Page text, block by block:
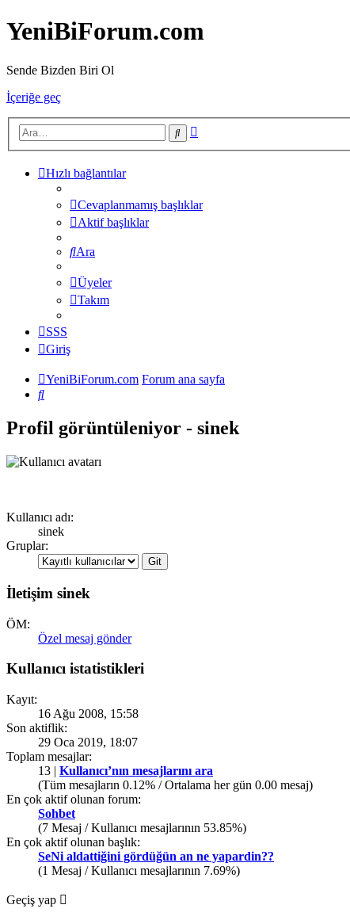
YeniBiForum.com
Sende Bizden Biri Ol
İçeriğe geç
Ara
Hızlı bağlantılar
Cevaplanmamış başlıklar
Aktif başlıklar
Ara
Üyeler
Takım
SSS
Giriş
YeniBiForum.com Forum ana sayfa
Ara
Profil görüntüleniyor - sinek
Kullanıcı adı:
sinek
Gruplar:
İletişim sinek
ÖM:
Özel mesaj gönder
Kullanıcı istatistikleri
Kayıt:
16 Ağu 2008, 15:58
Son aktiflik:
29 Oca 2019, 18:07
Toplam mesajlar:
13 | Kullanıcı’nın mesajlarını ara
(Tüm mesajların 0.12% / Ortalama her gün 0.00 mesaj)
En çok aktif olunan forum:
Sohbet
(7 Mesaj / Kullanıcı mesajlarının 53.85%)
En çok aktif olunan başlık:
SeNi aldattiğini gördüğün an ne yapardin??
(1 Mesaj / Kullanıcı mesajlarının 7.69%)
Geçiş yap